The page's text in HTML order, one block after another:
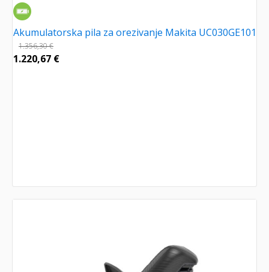
Akumulatorska pila za orezivanje Makita UC030GE101
1.356,30€
1.220,67 €